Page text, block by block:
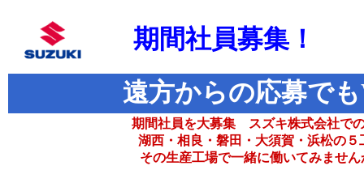
期間社員募集！
遠方からの応募で
期間社員を大募集 スズキ株式会社で
湖西・相良・磐田・大須賀・浜松の
その生産工場で一緒に働いてみませ